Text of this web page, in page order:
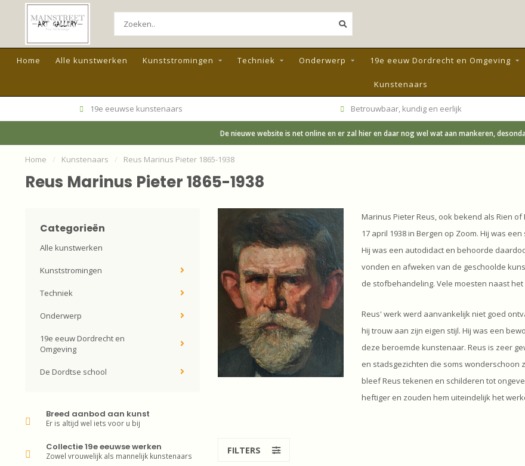
Home Alle kunstwerken Kunststromingen Techniek Onderwerp 19e eeuw Dordrecht en Omgeving
Kunstenaars
19e eeuwse kunstenaars Betrouwbaar, kundig en eerlijk
De nieuwe website is net online en er zal hier en daar nog wel wat aan mankeren,
Home / Kunstenaars / Reus Marinus Pieter 1865-1938
Reus Marinus Pieter 1865-1938
Categorieën
Alle kunstwerken
Kunststromingen
Techniek
Onderwerp
19e eeuw Dordrecht en
Omgeving
De Dordtse school
Breed aanbod aan kunst
Er is altijd wel iets voor u bij
Collectie 19e eeuwse werken
Zowel vrouwelijk als mannelijk kunstenaars
Marinus Pieter Reus, ook bekend als Rien
17 april 1938 in Bergen op Zoom. Hij was
Hij was een autodidact en behoorde
vonden en afweken van de geschoolde
de stofbehandeling. Vele moesten naast
Reus' werk werd aanvankelijk niet goed
hij trouw aan zijn eigen stijl. Hij was een
deze beroemde kunstenaar. Reus is zeer
en stadsgezichten die soms wonderschoon
bleef Reus tekenen en schilderen tot
heftiger en zouden hem uiteindelijk het
FILTERS